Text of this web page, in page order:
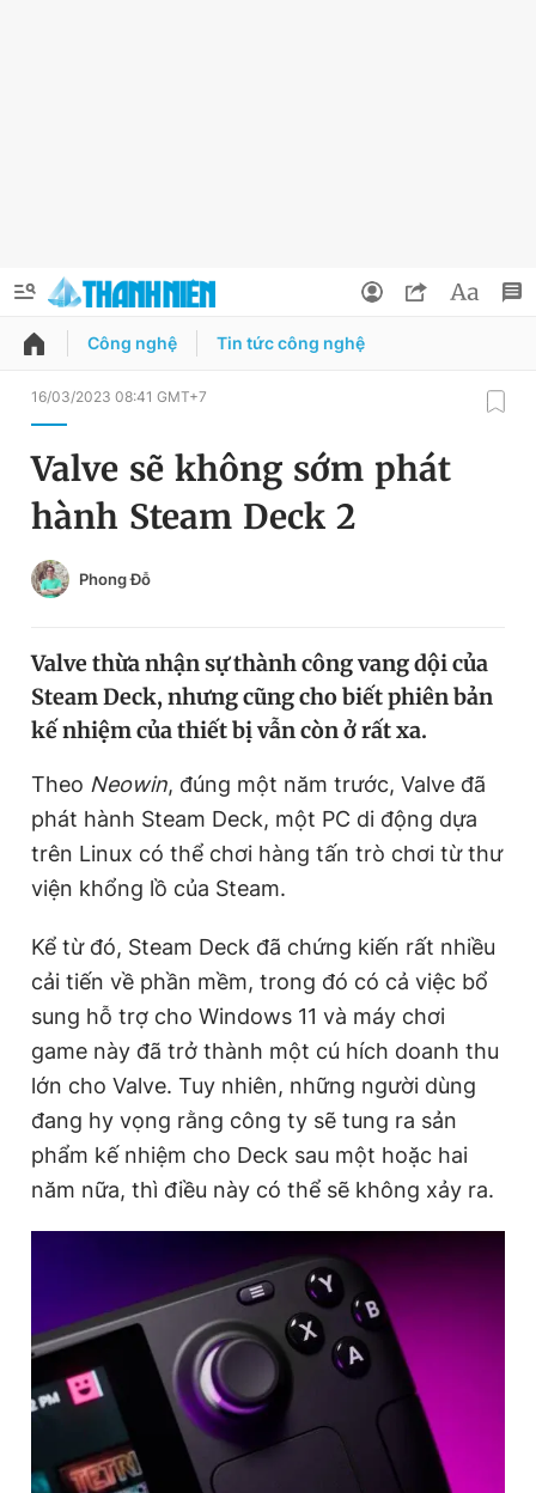
QUẢNG CÁO ĐẶT BÁO
Chuyên mục
Chuyên mục khác
Tin thị trường Tin 360
Sản phẩm khác
Tiện ích Bạn cần biết
Thông tin tòa soạn Liên hệ quảng cáo
Đọc Thanh Niên trên điện thoại
Theo dõi báo trên
Hotline
0906 645 777
Liên hệ quảng cáo
0908 780 404
Đặt báo Quảng cáo RSS Chính sách bảo
Đổi mật khẩu
Tin đã lưu
Tin đã xem
Đăng xuất
Công nghệ Tin tức công nghệ
16/03/2023 08:41 GMT+7
Valve sẽ không sớm phát
hành Steam Deck 2
Phong Đỗ
Valve thừa nhận sự thành công vang dội của
Steam Deck, nhưng cũng cho biết phiên bản
kế nhiệm của thiết bị vẫn còn ở rất xa.
Theo Neowin, đúng một năm trước, Valve đã
phát hành Steam Deck, một PC di động dựa
trên Linux có thể chơi hàng tấn trò chơi từ thư
viện khổng lồ của Steam.
Kể từ đó, Steam Deck đã chứng kiến rất nhiều
cải tiến về phần mềm, trong đó có cả việc bổ
sung hỗ trợ cho Windows 11 và máy chơi
game này đã trở thành một cú hích doanh thu
lớn cho Valve. Tuy nhiên, những người dùng
đang hy vọng rằng công ty sẽ tung ra sản
phẩm kế nhiệm cho Deck sau một hoặc hai
năm nữa, thì điều này có thể sẽ không xảy ra.